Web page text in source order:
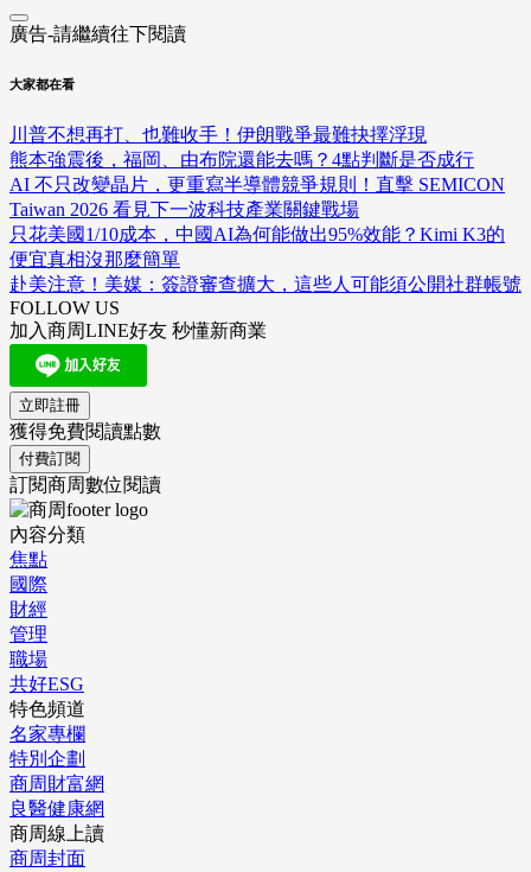
廣告-請繼續往下閱讀
大家都在看
川普不想再打、也難收手！伊朗戰爭最難抉擇浮現
熊本強震後，福岡、由布院還能去嗎？4點判斷是否成行
AI 不只改變晶片，更重寫半導體競爭規則！直擊 SEMICON
Taiwan 2026 看見下一波科技產業關鍵戰場
只花美國1/10成本，中國AI為何能做出95%效能？Kimi K3的
便宜真相沒那麼簡單
赴美注意！美媒：簽證審查擴大，這些人可能須公開社群帳號
FOLLOW US
加入商周LINE好友 秒懂新商業
立即註冊
獲得免費閱讀點數
付費訂閱
訂閱商周數位閱讀
內容分類
焦點
國際
財經
管理
職場
共好ESG
特色頻道
名家專欄
特別企劃
商周財富網
良醫健康網
商周線上讀
商周封面